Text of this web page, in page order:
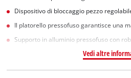
Dispositivo di bloccaggio pezzo
Il platorello pressofuso garantisce una
Supporto in alluminio pressofuso con
Vedi altre